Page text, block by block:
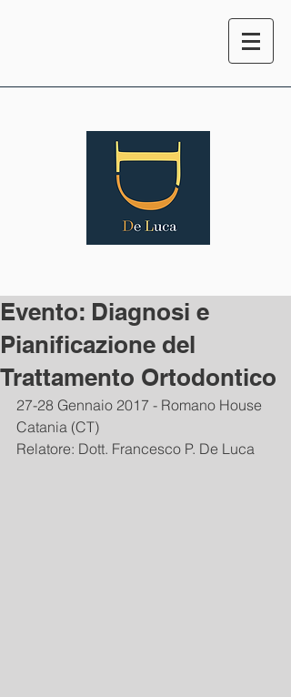
Evento: Diagnosi e
Pianificazione del
Trattamento Ortodontico
27-28 Gennaio 2017 - Romano House
Catania (CT)
Relatore: Dott. Francesco P. De Luca